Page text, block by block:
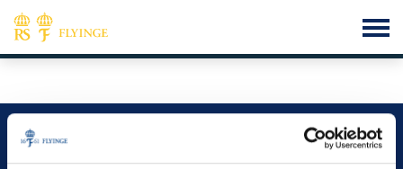
Flyinge – vi utvecklar kunskap, hästar och människor